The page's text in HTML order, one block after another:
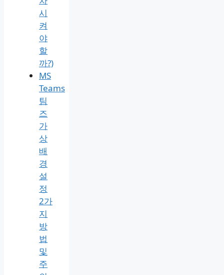
시
켜
야
할
까?)
MS
Teams
팀
즈
가
상
배
경
설
정
2가
지
방
법
및
주